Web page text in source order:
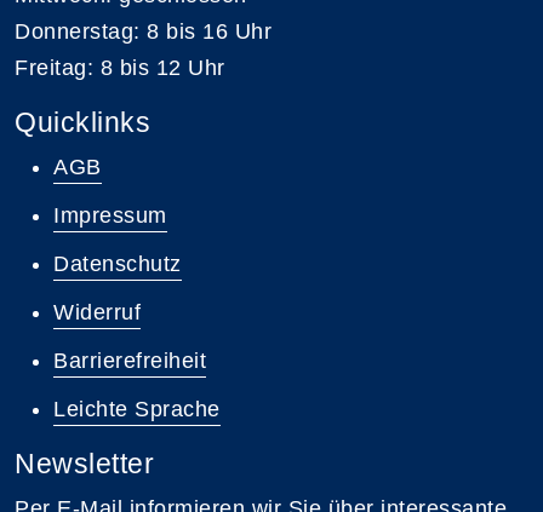
Donnerstag: 8 bis 16 Uhr
Freitag: 8 bis 12 Uhr
Quicklinks
AGB
Impressum
Datenschutz
Widerruf
Barrierefreiheit
Leichte Sprache
Newsletter